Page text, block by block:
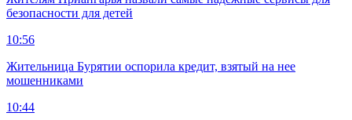
безопасности для детей
10:56
Жительница Бурятии оспорила кредит, взятый на нее
мошенниками
10:44